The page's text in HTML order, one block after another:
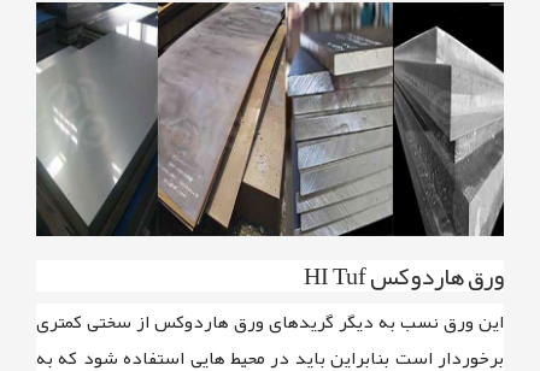
ورق هاردوکس HI Tuf
این ورق نسب به دیگر گریدهای ورق هاردوکس از سختی کمتری
برخوردار است بنابراین باید در محیط هایی استفاده شود که به